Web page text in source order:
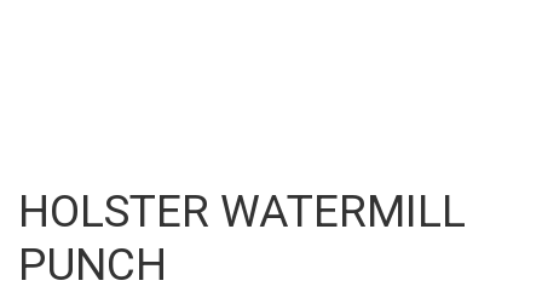
HOLSTER WATERMILL
PUNCH